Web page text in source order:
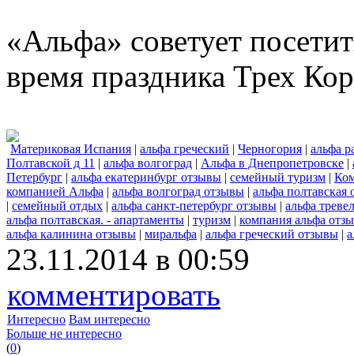
«Альфа» советует
время праздника Трех
Материковая Испания | альфа греческий | Черногория | альфа
Полтавской д 11 | альфа волгоград | Альфа в Днепропетровске |
Петербург | альфа екатеринбург отзывы | семейный туризм |
компанией Альфа | альфа волгоград отзывы | альфа полтавская
| семейный отдых | альфа санкт-петербург отзывы | альфа
альфа полтавская. - апартаменты | туризм | компания альфа
альфа калинина отзывы | миральфа | альфа греческий отзывы |
23.11.2014 в 00:59
комментировать
Интересно Вам интересно
Больше не интересно
(0)